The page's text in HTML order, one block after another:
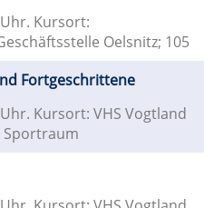
Kursort:
Oelsnitz; 105
Fortgeschrittene
Kursort: VHS Vogtland
Sportraum